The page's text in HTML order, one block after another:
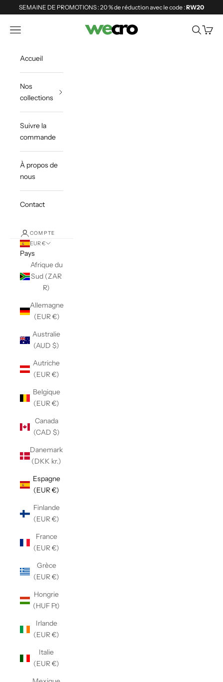
Passer au contenu
SEMAINE DE PROMOTIONS : 20 % de réduction avec le code :RW20
Shopwecro
Ouvrir la navigation Ouvrir la
Voir
Accueil
Nos
collections
Suivre la
commande
À propos de
nous
Contact
COMPTE
EUR €
Pays
Afrique du
Sud (ZAR
R)
Allemagne
(EUR €)
Australie
(AUD $)
Autriche
(EUR €)
Belgique
(EUR €)
Canada
(CAD $)
Danemark
(DKK kr.)
Espagne
(EUR €)
Finlande
(EUR €)
France
(EUR €)
Grèce
(EUR €)
Hongrie
(HUF Ft)
Irlande
(EUR €)
Italie
(EUR €)